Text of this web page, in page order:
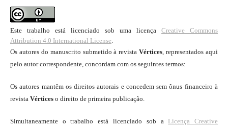
Este trabalho está licenciado sob uma licençaCreative Commons
Attribution 4.0 International License
Os autores do manuscrito submetido à revistaVértices , representados aqui
pelo autor correspondente, concordam com os seguintes termos:
Os autores mantêm os direitos autorais e concedem sem ônus financeiro à
revista Vértices o direito de primeira publicação.
Simultaneamente o trabalho está licenciado sob a Licença Creative